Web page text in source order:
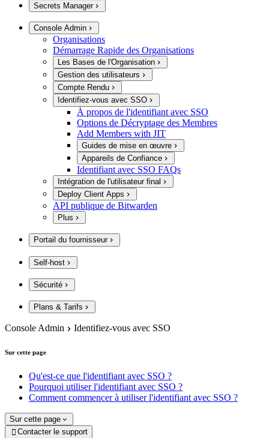
Secrets Manager
Console Admin
Organisations
Démarrage Rapide des Organisations
Les Bases de l'Organisation
Gestion des utilisateurs
Compte Rendu
Identifiez-vous avec SSO
À propos de l'identifiant avec SSO
Options de Décryptage des Membres
Add Members with JIT
Guides de mise en œuvre
Appareils de Confiance
Identifiant avec SSO FAQs
Intégration de l'utilisateur final
Deploy Client Apps
API publique de Bitwarden
Plus
Portail du fournisseur
Self-host
Sécurité
Plans & Tarifs
Console Admin Identifiez-vous avec SSO
Sur cette page
Qu'est-ce que l'identifiant avec SSO ?
Pourquoi utiliser l'identifiant avec SSO ?
Comment commencer à utiliser l'identifiant avec SSO ?
Sur cette page
 Contacter le support